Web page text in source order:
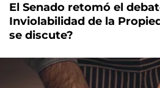
El Senado retomó el
Inviolabilidad de la
se discute?